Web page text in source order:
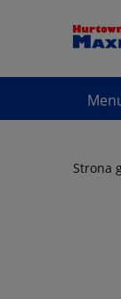
Strona